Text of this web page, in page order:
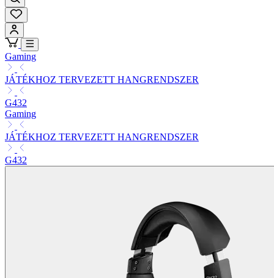
Gaming
JÁTÉKHOZ TERVEZETT HANGRENDSZER
G432
Gaming
JÁTÉKHOZ TERVEZETT HANGRENDSZER
G432